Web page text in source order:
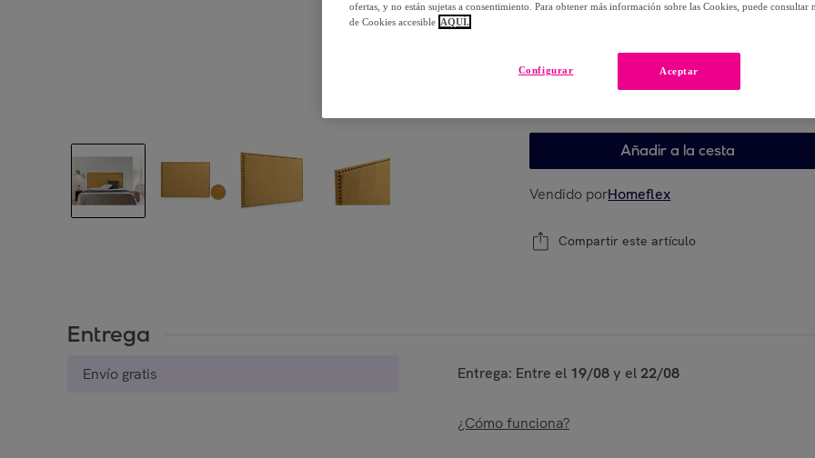
Añadir a la cesta
Vendido porHomeflex
Compartir este artículo
Entrega
Envío gratis Entrega: Entre el 19/08y el 22/08
¿Cómo funciona?
ofertas, y no están sujetas a consentimiento. Para obtener más información sobre las Cookies, puede consultar
de Cookies accesible AQUÍ.
Aceptar
Configurar